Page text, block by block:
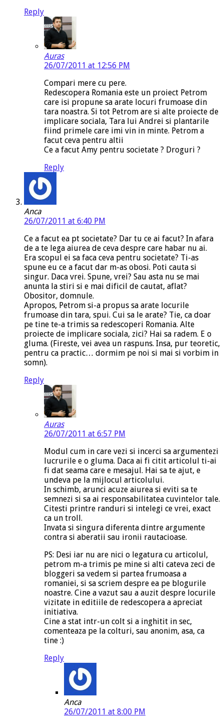
Reply
Auras
26/07/2011 at 12:56 PM
Compari mere cu pere.
Redescopera Romania este un proiect Petrom
care isi propune sa arate locuri frumoase din
tara noastra. Si tot Petrom are si alte proiecte de
implicare sociala, Tara lui Andrei si plantarile
fiind primele care imi vin in minte. Petrom a
facut ceva pentru altii
Ce a facut Amy pentru societate ? Droguri ?
Reply
Anca
26/07/2011 at 6:40 PM
Ce a facut ea pt societate? Dar tu ce ai facut? In afara
de a te lega aiurea de ceva despre care habar nu ai.
Era scopul ei sa faca ceva pentru societate? Ti-as
spune eu ce a facut dar m-as obosi. Poti cauta si
singur. Daca vrei. Spune, vrei? Sau asta nu se mai
anunta la stiri si e mai dificil de cautat, aflat?
Obositor, domnule.
Apropos, Petrom si-a propus sa arate locurile
frumoase din tara, spui. Cui sa le arate? Tie, ca doar
pe tine te-a trimis sa redescoperi Romania. Alte
proiecte de implicare sociala, zici? Hai sa radem. E o
gluma. (Fireste, vei avea un raspuns. Insa, pur teoretic,
pentru ca practic… dormim pe noi si mai si vorbim in
somn).
Reply
Auras
26/07/2011 at 6:57 PM
Modul cum in care vezi si incerci sa argumentezi
lucrurile e o gluma. Daca ai fi citit articolul ti-ai
fi dat seama care e mesajul. Hai sa te ajut, e
undeva pe la mijlocul articolului.
In schimb, arunci acuze aiurea si eviti sa te
semnezi si sa ai responsabilitatea cuvintelor tale.
Citesti printre randuri si intelegi ce vrei, exact
ca un troll.
Invata si singura diferenta dintre argumente
contra si aberatii sau ironii rautacioase.
PS: Desi iar nu are nici o legatura cu articolul,
petrom m-a trimis pe mine si alti cateva zeci de
bloggeri sa vedem si partea frumoasa a
romaniei, si sa scriem despre ea pe blogurile
noastre. Cine a vazut sau a auzit despre locurile
vizitate in editiile de redescopera a apreciat
initiativa.
Cine a stat intr-un colt si a inghitit in sec,
comenteaza pe la colturi, sau anonim, asa, ca
tine :)
Reply
Anca
26/07/2011 at 8:00 PM